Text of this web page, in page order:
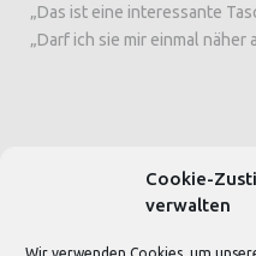
Cookie-
verwalten
„Das ist eine interessante
„Darf ich sie mir einmal näher
SEITEN & BLOGS